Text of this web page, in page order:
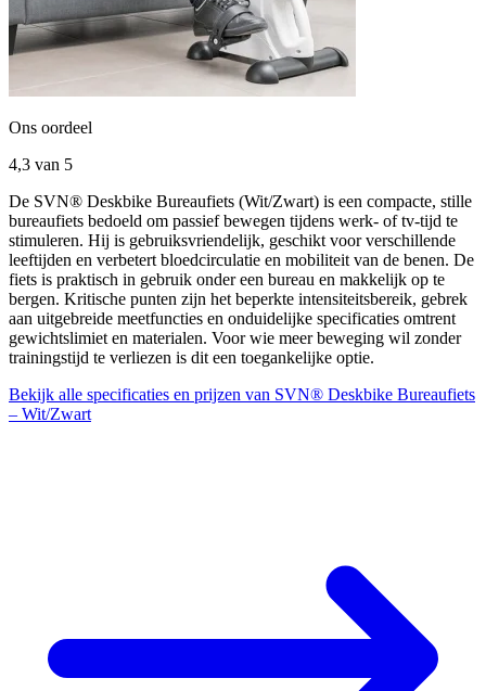
Ons oordeel
4,3 van 5
De SVN® Deskbike Bureaufiets (Wit/Zwart) is een compacte, stille
bureaufiets bedoeld om passief bewegen tijdens werk- of tv-tijd te
stimuleren. Hij is gebruiksvriendelijk, geschikt voor verschillende
leeftijden en verbetert bloedcirculatie en mobiliteit van de benen. De
fiets is praktisch in gebruik onder een bureau en makkelijk op te
bergen. Kritische punten zijn het beperkte intensiteitsbereik, gebrek
aan uitgebreide meetfuncties en onduidelijke specificaties omtrent
gewichtslimiet en materialen. Voor wie meer beweging wil zonder
trainingstijd te verliezen is dit een toegankelijke optie.
Bekijk alle specificaties en prijzen van SVN® Deskbike Bureaufiets
– Wit/Zwart